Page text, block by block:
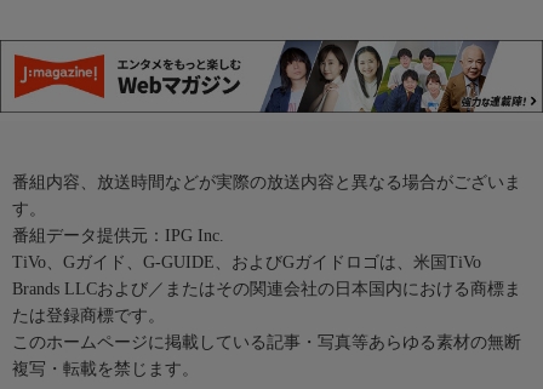
番組内容、放送時間などが実際の放送内容と異なる場合がございま
す。
番組データ提供元：IPG Inc.
TiVo、Gガイド、G-GUIDE、およびGガイドロゴは、米国TiVo
Brands LLCおよび／またはその関連会社の日本国内における商標ま
たは登録商標です。
このホームページに掲載している記事・写真等あらゆる素材の無断
複写・転載を禁じます。